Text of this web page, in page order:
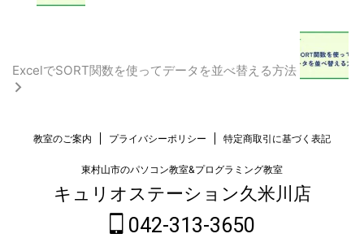
ExcelでSORT関数を使ってデータを並べ替える方法
教室のご案内 プライバシーポリシー 特定商取引に基づく表記
東村山市のパソコン教室&プログラミング教室
キュリオステーション久米川店
042-313-3650